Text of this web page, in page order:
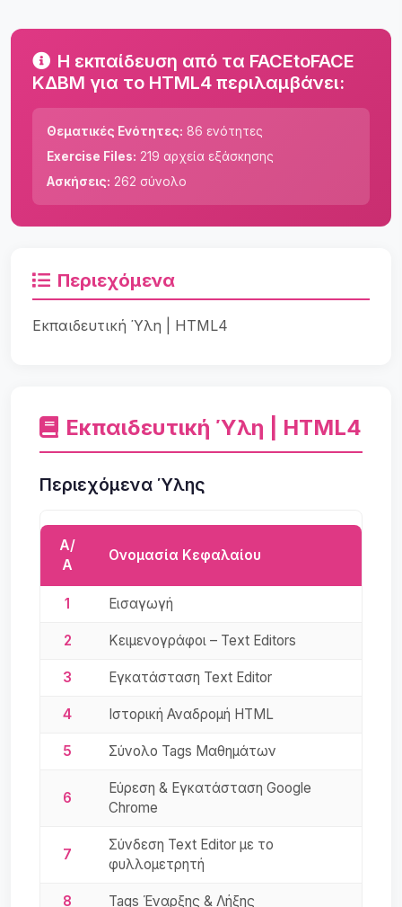
Η εκπαίδευση από τα FACEtoFACE
ΚΔΒΜ για το HTML4 περιλαμβάνει:
Θεματικές Ενότητες: 86 ενότητες
Exercise Files: 219 αρχεία εξάσκησης
Ασκήσεις: 262 σύνολο
Περιεχόμενα
Εκπαιδευτική Ύλη | HTML4
Εκπαιδευτική Ύλη | HTML4
Περιεχόμενα Ύλης
Α/
Α
Ονομασία Κεφαλαίου
1 Εισαγωγή
2 Κειμενογράφοι – Text Editors
3 Εγκατάσταση Text Editor
4 Ιστορική Αναδρομή HTML
5 Σύνολο Tags Μαθημάτων
6
Εύρεση & Εγκατάσταση Google
Chrome
7
Σύνδεση Text Editor με το
φυλλομετρητή
8 Tags Έναρξης & Λήξης